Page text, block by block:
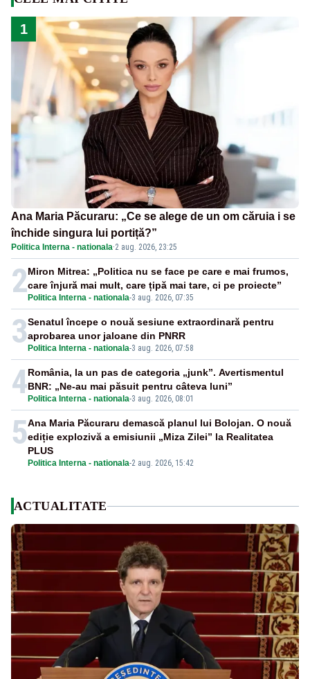
1
Ana Maria Păcuraru: „Ce se alege de un om căruia i se
închide singura lui portiță?”
Politica Interna - nationala·2 aug. 2026, 23:25
2 Politica Interna - nationala-3 aug. 2026, 07:35
Miron Mitrea: „Politica nu se face pe care e mai frumos,
care înjură mai mult, care țipă mai tare, ci pe proiecte”
3 Politica Interna - nationala-3 aug. 2026, 07:58
Senatul începe o nouă sesiune extraordinară pentru
aprobarea unor jaloane din PNRR
4 Politica Interna - nationala-3 aug. 2026, 08:01
România, la un pas de categoria „junk”. Avertismentul
BNR: „Ne-au mai păsuit pentru câteva luni”
5
Politica Interna - nationala-2 aug. 2026, 15:42
Ana Maria Păcuraru demască planul lui Bolojan. O nouă
ediție explozivă a emisiunii „Miza Zilei” la Realitatea
PLUS
ACTUALITATE